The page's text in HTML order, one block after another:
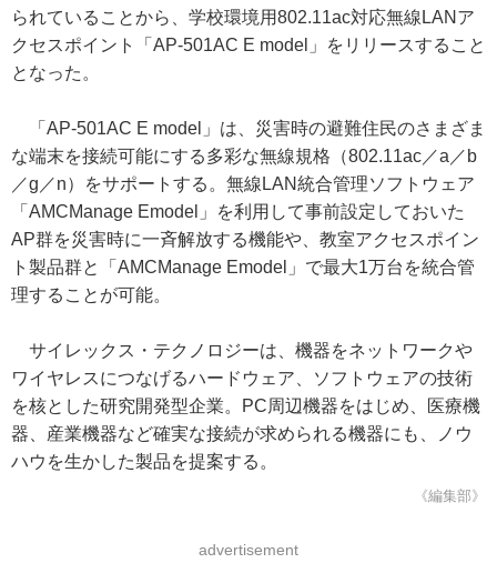
られていることから、学校環境用802.11ac対応無線LANア
クセスポイント「AP-501AC E model」をリリースすること
となった。
「AP-501AC E model」は、災害時の避難住民のさまざま
な端末を接続可能にする多彩な無線規格（802.11ac／a／b
／g／n）をサポートする。無線LAN統合管理ソフトウェア
「AMCManage Emodel」を利用して事前設定しておいた
AP群を災害時に一斉解放する機能や、教室アクセスポイン
ト製品群と「AMCManage Emodel」で最大1万台を統合管
理することが可能。
サイレックス・テクノロジーは、機器をネットワークや
ワイヤレスにつなげるハードウェア、ソフトウェアの技術
を核とした研究開発型企業。PC周辺機器をはじめ、医療機
器、産業機器など確実な接続が求められる機器にも、ノウ
ハウを生かした製品を提案する。
《編集部》
advertisement